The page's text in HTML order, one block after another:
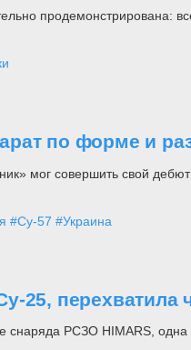
продемонстрирована:
по форме и
мог совершить свой
#Су-57 #Украина
25, перехватила
РСЗО HIMARS, одна